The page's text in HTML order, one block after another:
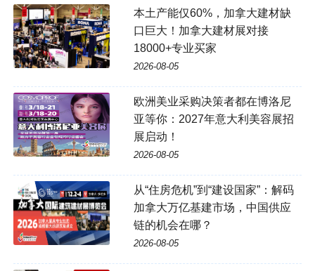
本土产能仅60%，加拿大建材缺
口巨大！加拿大建材展对接
18000+专业买家
2026-08-05
欧洲美业采购决策者都在博洛尼
亚等你：2027年意大利美容展招
展启动！
2026-08-05
从“住房危机”到“建设国家”：解码
加拿大万亿基建市场，中国供应
链的机会在哪？
2026-08-05